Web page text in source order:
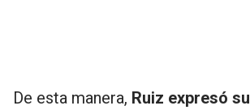
De esta manera, Ruiz expresó su